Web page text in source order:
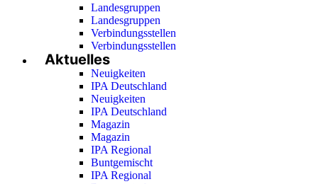
Landesgruppen
Landesgruppen
Verbindungsstellen
Verbindungsstellen
Aktuelles
Neuigkeiten
IPA Deutschland
Neuigkeiten
IPA Deutschland
Magazin
Magazin
IPA Regional
Buntgemischt
IPA Regional